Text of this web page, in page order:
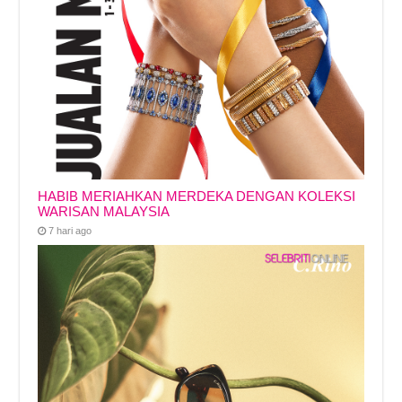
HABIB MERIAHKAN MERDEKA DENGAN KOLEKSI
WARISAN MALAYSIA
7 hari ago